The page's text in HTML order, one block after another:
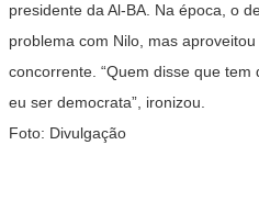
presidente da Al-BA. Na época, o
problema com Nilo, mas
concorrente. “Quem disse que
eu ser democrata”, ironizou.
Foto: Divulgação